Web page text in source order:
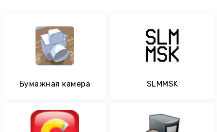
Бумажная камера SLMMSK